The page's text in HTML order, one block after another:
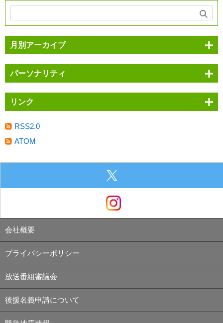
月別アーカイブ
パーソナリティ
リンク
RSS2.0
ATOM
会社概要
プライバシーポリシー
放送番組審議会
後援名義申請について